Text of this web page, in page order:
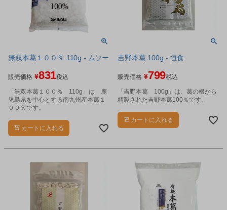
無双本葛１００％ 110g - ムソー
販売価格 ¥831税込
「無双本葛１００％ 110g」は、鹿
児島県を中心とする南九州産本葛１
００％です。
カートに入れる
吉野本葛 100g - 恒食
販売価格 ¥799税込
「吉野本葛 100g」は、葛の根から
精製された吉野本葛100％です。
カートに入れる